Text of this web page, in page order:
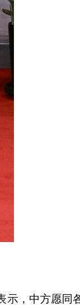
示，中方愿同